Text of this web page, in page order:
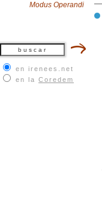
Modus Operandi
en irenees.net
en la Coredem